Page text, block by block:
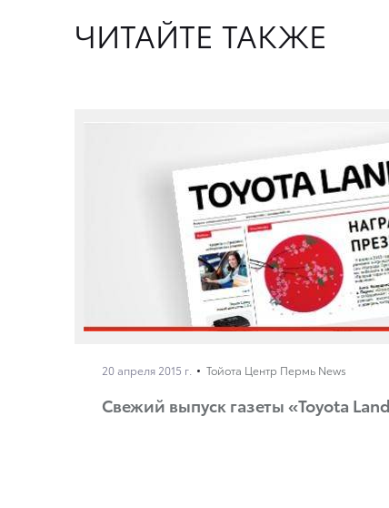
ЧИТАЙТЕ ТАКЖЕ
20 апреля 2015 г. Тойота Центр Пермь News
Свежий выпуск газеты «Toyota